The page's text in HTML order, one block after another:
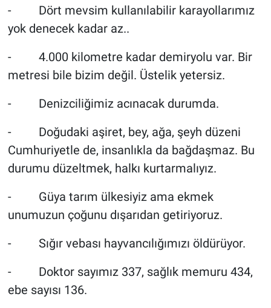
- Dört mevsim kullanılabilir karayollarımız
yok denecek kadar az..
- 4.000 kilometre kadar demiryolu var. Bir
metresi bile bizim değil. Üstelik yetersiz.
- Denizciliğimiz acınacak durumda.
- Doğudaki aşiret, bey, ağa, şeyh düzeni
Cumhuriyetle de, insanlıkla da bağdaşmaz. Bu
durumu düzeltmek, halkı kurtarmalıyız.
- Güya tarım ülkesiyiz ama ekmek
unumuzun çoğunu dışarıdan getiriyoruz.
- Sığır vebası hayvancılığımızı öldürüyor.
- Doktor sayımız 337, sağlık memuru 434,
ebe sayısı 136.